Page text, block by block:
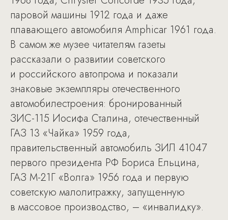
паровой машины 1912 года и даже
плавающего автомобиля Amphicar 1961 года.
В самом же музее читателям газеты
рассказали о развитии советского
и российского автопрома и показали
знаковые экземпляры отечественного
автомобилестроения: бронированный
ЗИС-115 Иосифа Сталина, отечественный
ГАЗ 13 «Чайка» 1959 года,
правительственный автомобиль ЗИЛ 41047
первого президента РФ Бориса Ельцина,
ГАЗ М-21Г «Волга» 1956 года и первую
советскую малолитражку, запущенную
в массовое производство, – «инвалидку».